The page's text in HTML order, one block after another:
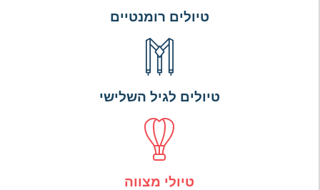
טיולים רומנטיים
טיולים לגיל השלישי
טיולי מצווה